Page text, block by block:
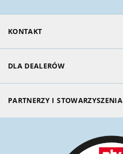
KONTAKT
DLA DEALERÓW
PARTNERZY I STOWARZYSZENIA